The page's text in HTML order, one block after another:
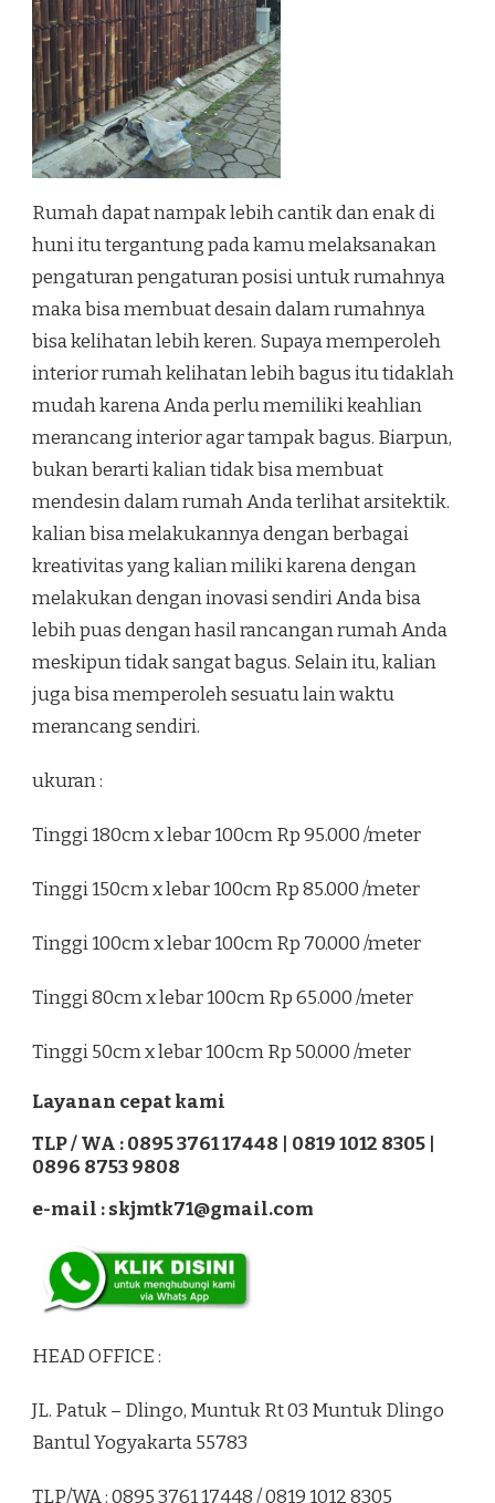
Rumah dapat nampak lebih cantik dan enak di
huni itu tergantung pada kamu melaksanakan
pengaturan pengaturan posisi untuk rumahnya
maka bisa membuat desain dalam rumahnya
bisa kelihatan lebih keren. Supaya memperoleh
interior rumah kelihatan lebih bagus itu tidaklah
mudah karena Anda perlu memiliki keahlian
merancang interior agar tampak bagus. Biarpun,
bukan berarti kalian tidak bisa membuat
mendesin dalam rumah Anda terlihat arsitektik.
kalian bisa melakukannya dengan berbagai
kreativitas yang kalian miliki karena dengan
melakukan dengan inovasi sendiri Anda bisa
lebih puas dengan hasil rancangan rumah Anda
meskipun tidak sangat bagus. Selain itu, kalian
juga bisa memperoleh sesuatu lain waktu
merancang sendiri.
ukuran :
Tinggi 180cm x lebar 100cm Rp 95.000 /meter
Tinggi 150cm x lebar 100cm Rp 85.000 /meter
Tinggi 100cm x lebar 100cm Rp 70.000 /meter
Tinggi 80cm x lebar 100cm Rp 65.000 /meter
Tinggi 50cm x lebar 100cm Rp 50.000 /meter
Layanan cepat kami
TLP / WA : 0895 3761 17448 | 0819 1012 8305 |
0896 8753 9808
e-mail : skjmtk71@gmail.com
HEAD OFFICE :
JL. Patuk – Dlingo, Muntuk Rt 03 Muntuk Dlingo
Bantul Yogyakarta 55783
TLP/WA : 0895 3761 17448 / 0819 1012 8305